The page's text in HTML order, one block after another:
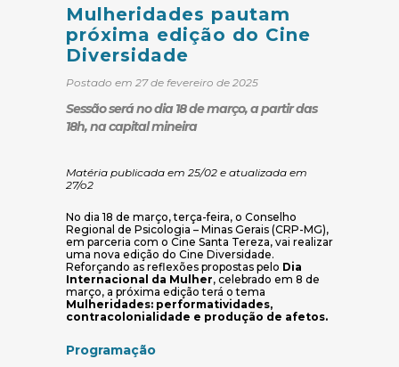
Mulheridades pautam
próxima edição do Cine
Diversidade
Postado em 27 de fevereiro de 2025
Sessão será no dia 18 de março, a partir das
18h, na capital mineira
Matéria publicada em 25/02 e atualizada em
27/o2
No dia 18 de março, terça-feira, o Conselho
Regional de Psicologia – Minas Gerais (CRP-MG),
em parceria com o Cine Santa Tereza, vai realizar
uma nova edição do Cine Diversidade.
Reforçando as reflexões propostas pelo Dia
Internacional da Mulher, celebrado em 8 de
março, a próxima edição terá o tema
Mulheridades: performatividades,
contracolonialidade e produção de afetos.
Programação